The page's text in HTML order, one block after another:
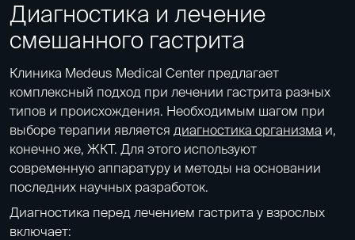
Диагностика и лечение
смешанного гастрита
Клиника Medeus Medical Center предлагает
комплексный подход при лечении гастрита разных
типов и происхождения. Необходимым шагом при
выборе терапии является диагностика организма и,
конечно же, ЖКТ. Для этого используют
современную аппаратуру и методы на основании
последних научных разработок.
Диагностика перед лечением гастрита у взрослых
включает: